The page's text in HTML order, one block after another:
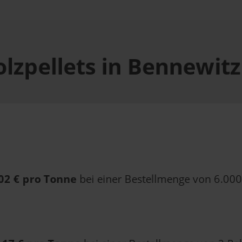
in Bennewitz
€ pro Tonne bei einer Bestellmenge von